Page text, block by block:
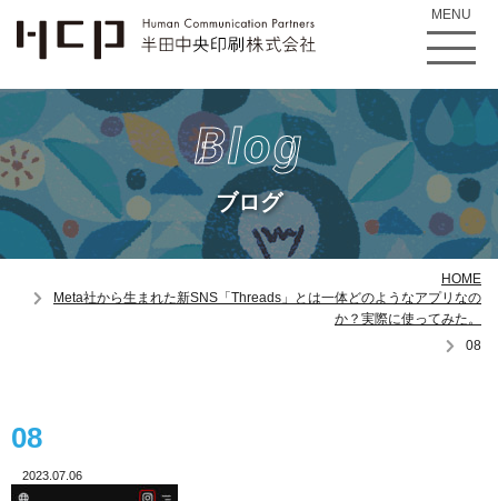
MENU
Blog
ブログ
HOME
Meta社から生まれた新SNS「Threads」とは一体どのようなアプリなの
か？実際に使ってみた。
08
08
2023.07.06